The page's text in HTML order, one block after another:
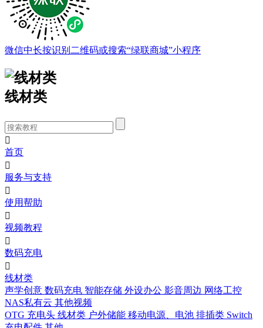
微信中长按识别二维码或搜索“绿联商城”小程序
线材类

首页

服务与支持

使用帮助

视频教程

数码充电

线材类
声学创意 数码充电 智能存储 外设办公 影音周边 网络工控
NAS私有云 其他视频
OTG 充电头 线材类 户外储能 移动电源、电池 排插类 Switch